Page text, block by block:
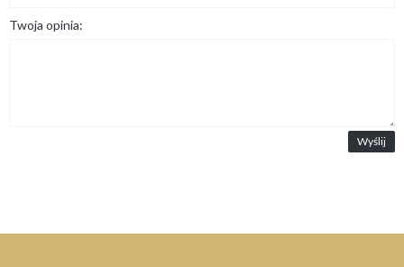
Twoja opinia:
Wyślij